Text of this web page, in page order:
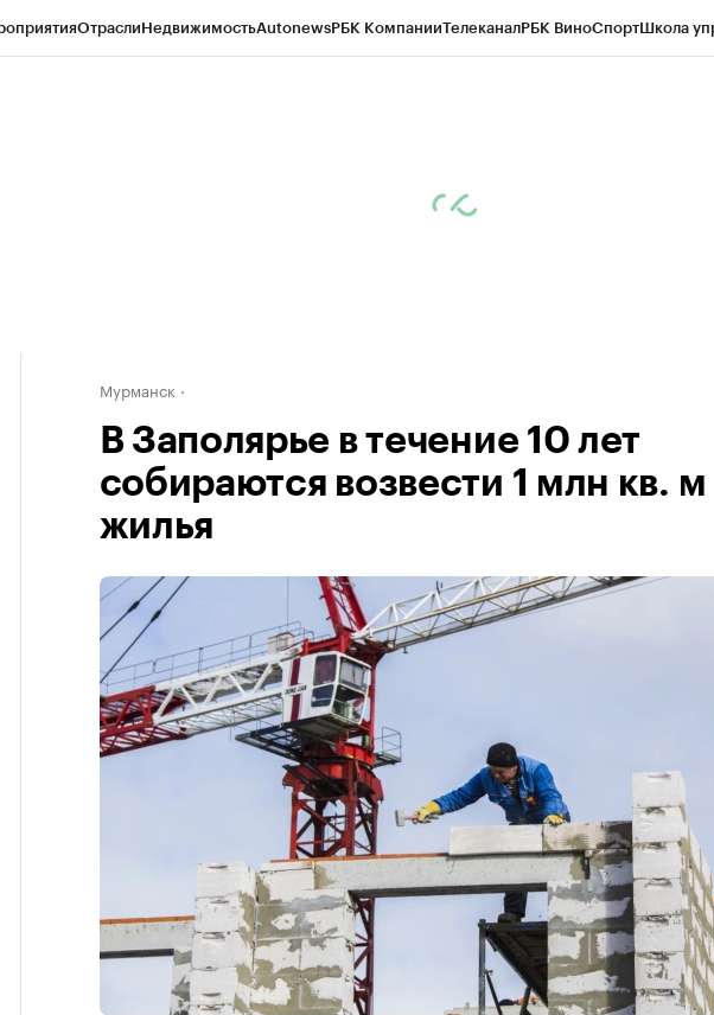
ОтраслиНедвижимостьAutonewsРБК КомпанииТелеканалРБК ВиноСпортШкола
Мурманск
В Заполярье в течение 10 лет
собираются возвести 1 млн кв. м
жилья